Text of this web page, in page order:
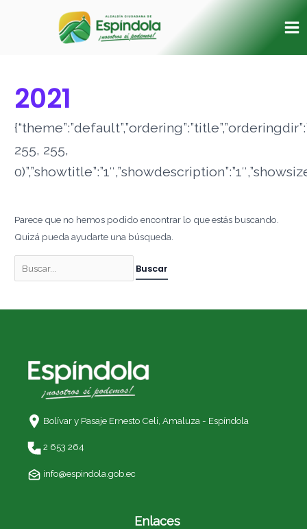
2021
255, 255,
Parece que no hemos podido encontrar lo que estás buscando.
Quizá pueda ayudarte una búsqueda.
Bolívar y Pasaje Ernesto Celi, Amaluza - Espíndola
2 653 264
info@espindola.gob.ec
Enlaces